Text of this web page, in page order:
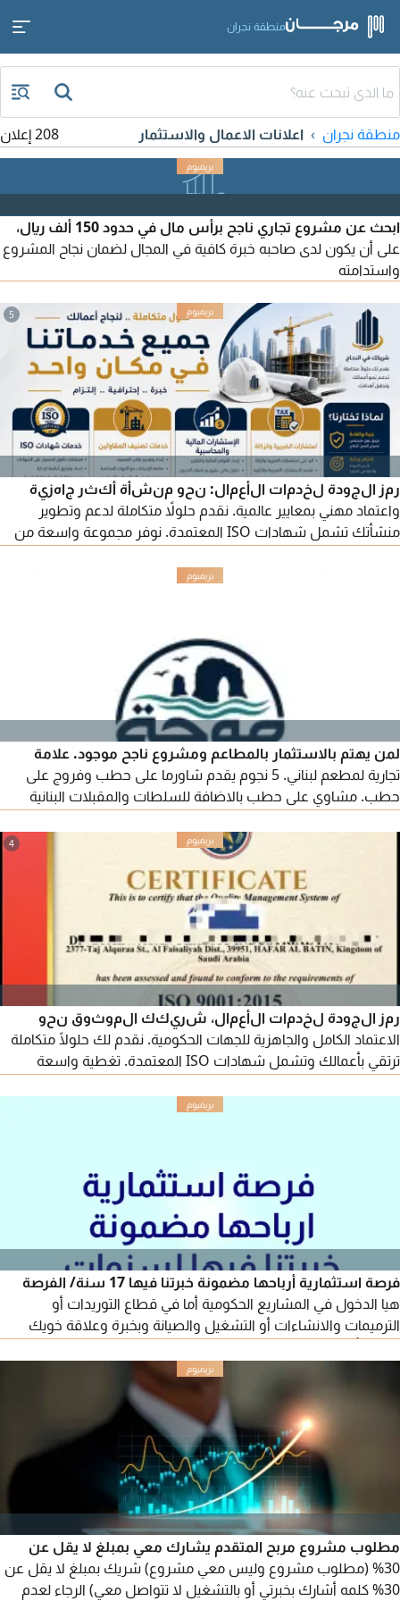
منطقة نجران
منطقة نجران اعلانات الاعمال والاستثمار 208 إعلان
ابحث عن مشروع تجاري ناجح برأس مال في حدود 150 ألف ريال،
على أن يكون لدى صاحبه خبرة كافية في المجال لضمان نجاح المشروع
واستدامته
5
رمز الجودة لخدمات الأعمال: نحو منشأة أكثر جاهزية
واعتماد مهني بمعايير عالمية. نقدم حلولاً متكاملة لدعم وتطوير
منشأتك تشمل شهادات ISO المعتمدة. نوفر مجموعة واسعة من
لمن يهتم بالاستثمار بالمطاعم ومشروع ناجح موجود. علامة
تجارية لمطعم لبناني. 5 نجوم يقدم شاورما على حطب وفروج على
حطب. مشاوي على حطب بالاضافة للسلطات والمقبلات البنانية
الجدوى والهوية البصرية (للجادين فقط)
4
رمز الجودة لخدمات الأعمال، شريكك الموثوق نحو
الاعتماد الكامل والجاهزية للجهات الحكومية. نقدم لك حلولًا متكاملة
ترتقي بأعمالك وتشمل شهادات ISO المعتمدة. تغطية واسعة
22000، بالإضافة إلى شهادات أخرى تناسب طبيعة نشاط منشأتك.
فرصة استثمارية أرباحها مضمونة خبرتنا فيها 17 سنة/ الفرصة
هيا الدخول في المشاريع الحكومية أما في قطاع التوريدات أو
الترميمات والانشاءات أو التشغيل والصيانة وبخبرة وعلاقة خويك
وأشوف لك أفضل فرص المشاريع المناسبة في القطاع الذي تحب
تبدأ فيه وتترسى عليك المشاريع وتشتغل / لا يتواصل معنا غير من
عند رأس مال ولو صغير
مطلوب مشروع مربح المتقدم يشارك معي بمبلغ لا يقل عن
30% (مطلوب مشروع وليس معي مشروع) شريك بمبلغ لا يقل عن
30% كلمه أشارك بخبرتي أو بالتشغيل لا تتواصل معي) الرجاء لعدم